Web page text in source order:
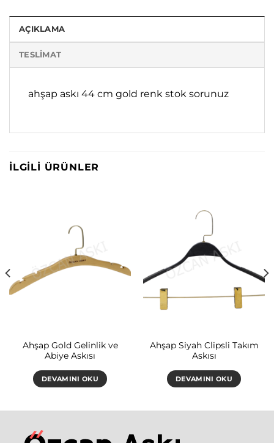
AÇIKLAMA
TESLIMAT
ahşap askı 44 cm gold renk stok sorunuz
İLGILI ÜRÜNLER
Ahşap Gold Gelinlik ve
Abiye Askısı
DEVAMINI OKU
Ahşap Siyah Clipsli Takım
Askısı
DEVAMINI OKU